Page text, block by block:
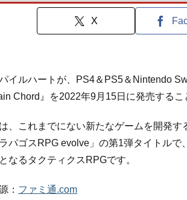
X
イルハートが、PS4＆PS5＆Nintendo
Chord』を2022年9月15日に発売するこ
、これまでにない新たなゲームを開発
ラパゴスRPG evolve」の第1弾タイトル
なるタクティクスRPGです。
： ファミ通.com